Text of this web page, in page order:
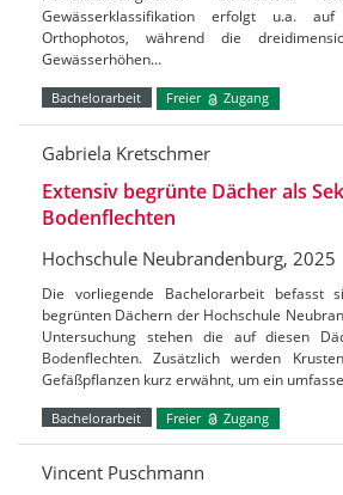
Gewässerklassifikation erfolgt u.a.
Orthophotos, während die
Gewässerhöhen…
Bachelorarbeit Freier Zugang
Gabriela Kretschmer
Extensiv begrünte Dächer als
Bodenflechten
Hochschule Neubrandenburg, 2025
Die vorliegende Bachelorarbeit befasst
begrünten Dächern der Hochschule
Untersuchung stehen die auf diesen
Bodenflechten. Zusätzlich werden
Gefäßpflanzen kurz erwähnt, um ein
Bachelorarbeit Freier Zugang
Vincent Puschmann